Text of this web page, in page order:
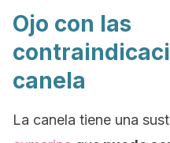
Ojo con las
canela
La canela tiene una